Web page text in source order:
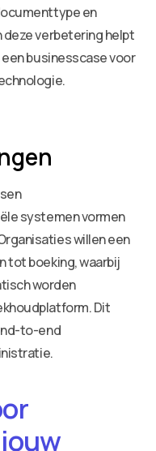
en
verbetering helpt
businesscase voor
systemen vormen
willen een
tot boeking, waarbij
worden
Dit
to-end